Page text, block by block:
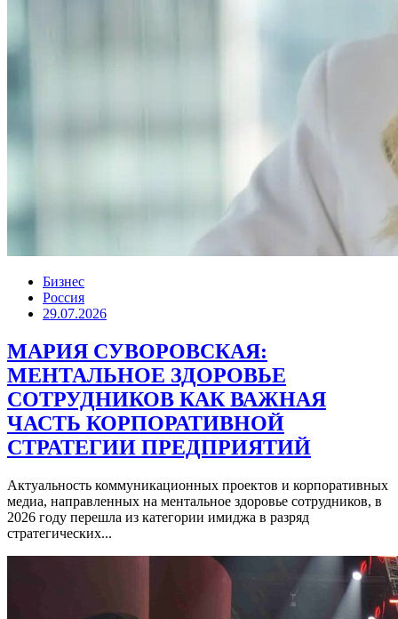
Бизнес
Россия
29.07.2026
МАРИЯ СУВОРОВСКАЯ:
МЕНТАЛЬНОЕ ЗДОРОВЬЕ
СОТРУДНИКОВ КАК ВАЖНАЯ
ЧАСТЬ КОРПОРАТИВНОЙ
СТРАТЕГИИ ПРЕДПРИЯТИЙ
Актуальность коммуникационных проектов и корпоративных
медиа, направленных на ментальное здоровье сотрудников, в
2026 году перешла из категории имиджа в разряд
стратегических...